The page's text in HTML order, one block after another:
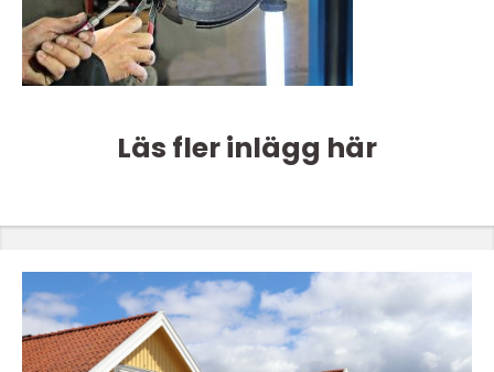
Läs fler inlägg här